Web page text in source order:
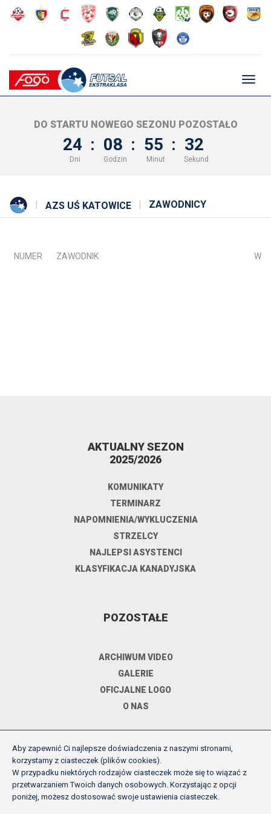
DO STARTU NOWEGO SEZONU POZOSTAŁO
24 : 08 : 55 : 32
Dni Godzin Minut Sekund
AZS UŚ KATOWICE ZAWODNICY
NUMER ZAWODNIK
AKTUALNY SEZON
2025/2026
KOMUNIKATY
TERMINARZ
NAPOMNIENIA/WYKLUCZENIA
STRZELCY
NAJLEPSI ASYSTENCI
KLASYFIKACJA KANADYJSKA
POZOSTAŁE
ARCHIWUM VIDEO
GALERIE
OFICJALNE LOGO
O NAS
DOKUMENTY
REGULAMIN ROZGRYWEK FE
Aby zapewnić Ci najlepsze doświadczenia z naszymi stronami,
korzystamy z ciasteczek (plików cookies).
W przypadku niektórych rodzajów ciasteczek może się to wiązać z
przetwarzaniem Twoich danych osobowych. Korzystając z opcji
poniżej, możesz dostosować swoje ustawienia ciasteczek.